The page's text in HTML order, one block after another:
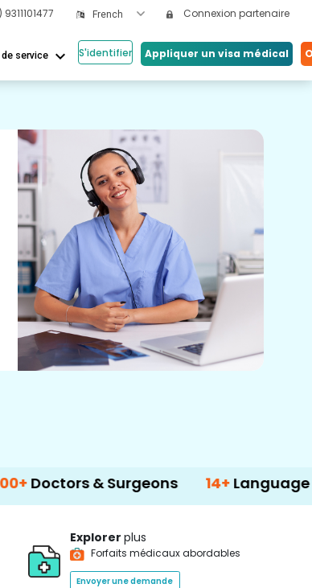
French Connexion partenaire
service keyboard_arrow_down S'identifier Appliquer un visa médical
& Surgeons 14+Language Support
Explorer plus
Forfaits médicaux abordables
Envoyer une demande